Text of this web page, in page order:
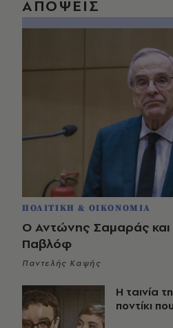
ΑΠΟΨΕΙΣ
ΠΟΛΙΤΙΚΗ & ΟΙΚΟΝΟΜΙΑ
Ο Αντώνης Σαμαράς και
Παβλόφ
Παντελής Καψής
Η ταινία
ποντίκι